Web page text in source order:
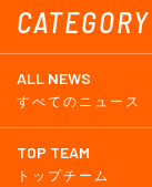
CATEGORY
ALL NEWS
すべてのニュース
TOP TEAM
トップチーム